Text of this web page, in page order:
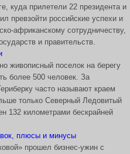
куда прилетели 22 президента и
превзойти российские успехи и
африканскому сотрудничеству,
и правительств.
живописный поселок на берегу
более 500 человек. За
часто называют краем
только Северный Ледовитый
132 километрами бескрайней
плюсы и минусы
прошел бизнес-ужин с